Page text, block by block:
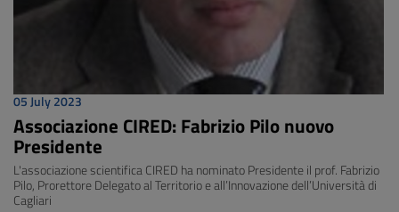
05 July 2023
Associazione CIRED: Fabrizio Pilo nuovo
Presidente
L'associazione scientifica CIRED ha nominato Presidente il prof. Fabrizio
Pilo, Prorettore Delegato al Territorio e all’Innovazione dell’Università di
Cagliari